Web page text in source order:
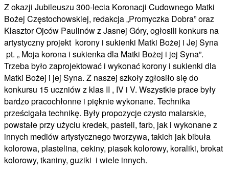
Z okazji Jubileuszu 300-lecia Koronacji Cudownego Matki
Bożej Częstochowskiej, redakcja „Promyczka Dobra” oraz
Klasztor Ojców Paulinów z Jasnej Góry, ogłosili konkurs na
artystyczny projekt korony i sukienki Matki Bożej i Jej Syna
pt. „ Moja korona i sukienka dla Matki Bożej i jej Syna”.
Trzeba było zaprojektować i wykonać korony i sukienki dla
Matki Bożej i jej Syna. Z naszej szkoły zgłosiło się do
konkursu 15 uczniów z klas II , IV i V. Wszystkie prace były
bardzo pracochłonne i pięknie wykonane. Technika
prześcigała technikę. Były propozycje czysto malarskie,
powstałe przy użyciu kredek, pasteli, farb, jak i wykonane z
innych mediów artystycznego tworzywa, takich jak bibuła
kolorowa, plastelina, cekiny, piasek kolorowy, koraliki, brokat
kolorowy, tkaniny, guziki i wiele innych.